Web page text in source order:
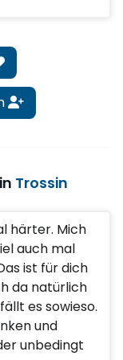
Trossin
härter. Mich
auch mal
ist für dich
da natürlich
es sowieso.
und
unbedingt